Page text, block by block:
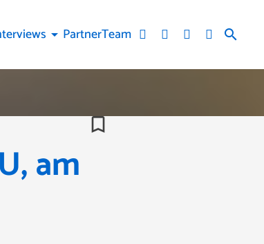
search
arrow_drop_down PartnerTeam
bookmark_border
am